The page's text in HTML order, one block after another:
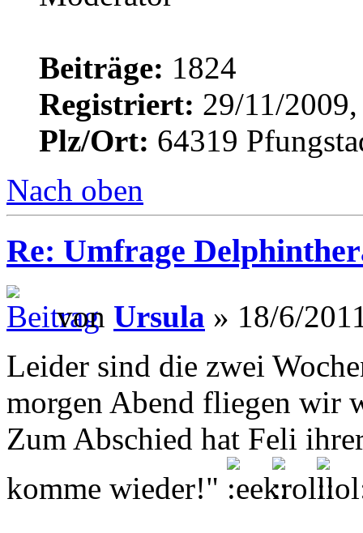
Beiträge: 1824
Registriert: 29/11/
Plz/Ort: 64319
Nach oben
Re: Umfrage
von Ursula » 18/6/
Leider sind die zwei
morgen Abend fliegen wir
Zum Abschied hat Feli
komme wieder!"